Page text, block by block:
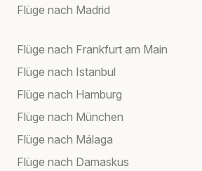
Flüge nach Madrid
Flüge nach Frankfurt am Main
Flüge nach Istanbul
Flüge nach Hamburg
Flüge nach München
Flüge nach Málaga
Flüge nach Damaskus